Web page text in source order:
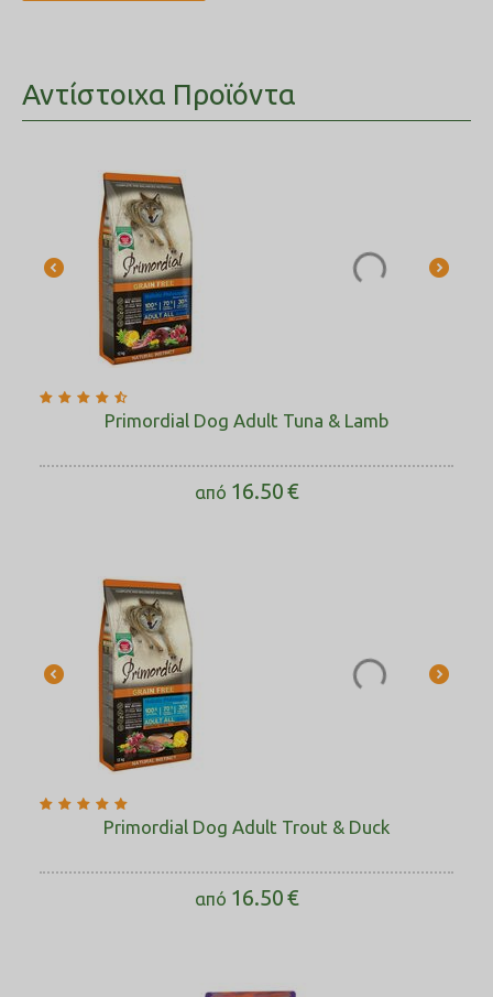
Αντίστοιχα Προϊόντα
Primordial Dog Adult Tuna & Lamb
από 16.50€
Primordial Dog Adult Trout & Duck
από 16.50€